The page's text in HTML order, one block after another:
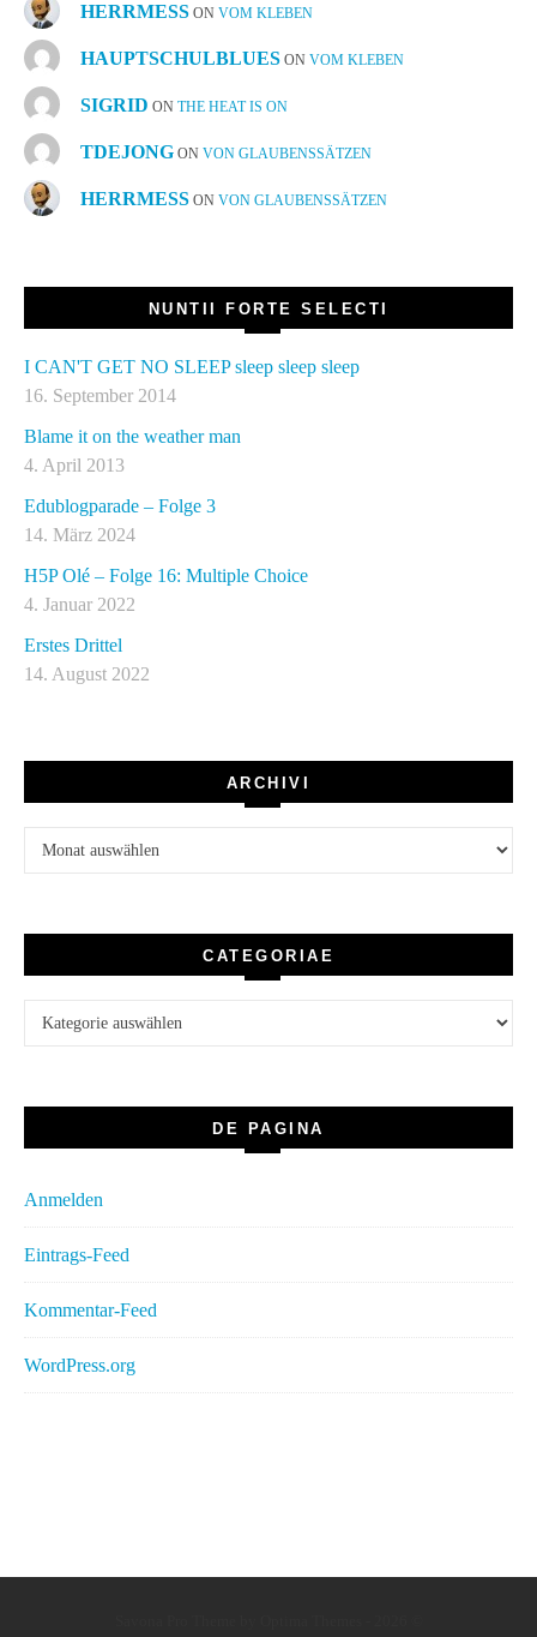
HERRMESS ON VOM KLEBEN
HAUPTSCHULBLUES ON VOM KLEBEN
SIGRID ON THE HEAT IS ON
TDEJONG ON VON GLAUBENSSÄTZEN
HERRMESS ON VON GLAUBENSSÄTZEN
NUNTII FORTE SELECTI
I CAN'T GET NO SLEEP sleep sleep sleep
16. September 2014
Blame it on the weather man
4. April 2013
Edublogparade – Folge 3
14. März 2024
H5P Olé – Folge 16: Multiple Choice
4. Januar 2022
Erstes Drittel
14. August 2022
ARCHIVI
Archivi
CATEGORIAE
Categoriae
DE PAGINA
Anmelden
Eintrags-Feed
Kommentar-Feed
WordPress.org